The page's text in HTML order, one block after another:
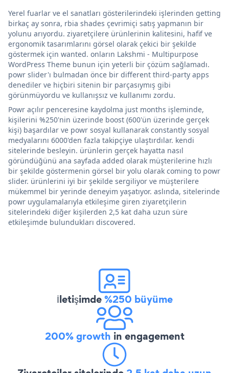
Yerel fuarlar ve el sanatları gösterilerindeki işlerinden getting
birkaç ay sonra, rbia shades çevrimiçi satış yapmanın bir
yolunu arıyordu. ziyaretçilere ürünlerinin kalitesini, hafif ve
ergonomik tasarımlarını görsel olarak çekici bir şekilde
göstermek için wanted. onların Lakshmi - Multipurpose
WordPress Theme bunun için yeterli bir çözüm sağlamadı.
powr slider'ı bulmadan önce bir different third-party apps
denediler ve hiçbiri sitenin bir parçasıymış gibi
görünmüyordu ve kullanışsız ve kullanımı zordu.
Powr açılır penceresine kaydolma just months işleminde,
kişilerini %250'nin üzerinde boost (600'ün üzerinde gerçek
kişi) başardılar ve powr sosyal kullanarak constantly sosyal
medyalarını 6000'den fazla takipçiye ulaştırdılar. kendi
sitelerinde besleyin. ürünlerin gerçek hayatta nasıl
göründüğünü ana sayfada added olarak müşterilerine hızlı
bir şekilde göstermenin görsel bir yolu olarak coming to powr
slider. ürünlerini iyi bir şekilde sergiliyor ve müşterilere
mükemmel bir yerinde deneyim yaşatıyor. aslında, sitelerinde
powr uygulamalarıyla etkileşime giren ziyaretçilerin
sitelerindeki diğer kişilerden 2,5 kat daha uzun süre
etkileşimde bulundukları discovered.
İletişimde%250 büyüme
200% growth in engagement